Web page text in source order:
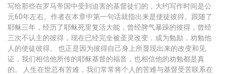
写给那些在罗马帝国中受到迫害的基督徒们的，大约写作时间是公
元60年左右。作者在本章中第一句话就指出来是使徒彼得。跟随了
耶稣三年，经历了耶稣死里复活大能，曾经脾气暴躁的彼得，曾经
三次不认主的彼得，现在已经完全被圣灵改变，成为勉励，劝勉他
人的使徒彼得。 也正是因为彼得自己身上所显现出来的改变和见
证，我们相信他所传的耶稣基督的福音，也相信他的劝勉都是真
的。 人生在世总有苦难，我们常常将个人的苦难与基督受苦联系在